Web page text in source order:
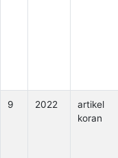
9 2022
artikel
koran